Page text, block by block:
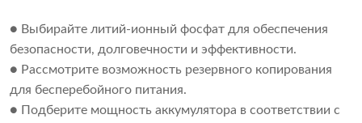
● Выбирайте литий-ионный фосфат для обеспечения
безопасности, долговечности и эффективности.
● Рассмотрите возможность резервного копирования
для бесперебойного питания.
● Подберите мощность аккумулятора в соответствии с